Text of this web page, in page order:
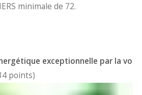
minimale de 72.
exceptionnelle par la voie
points)